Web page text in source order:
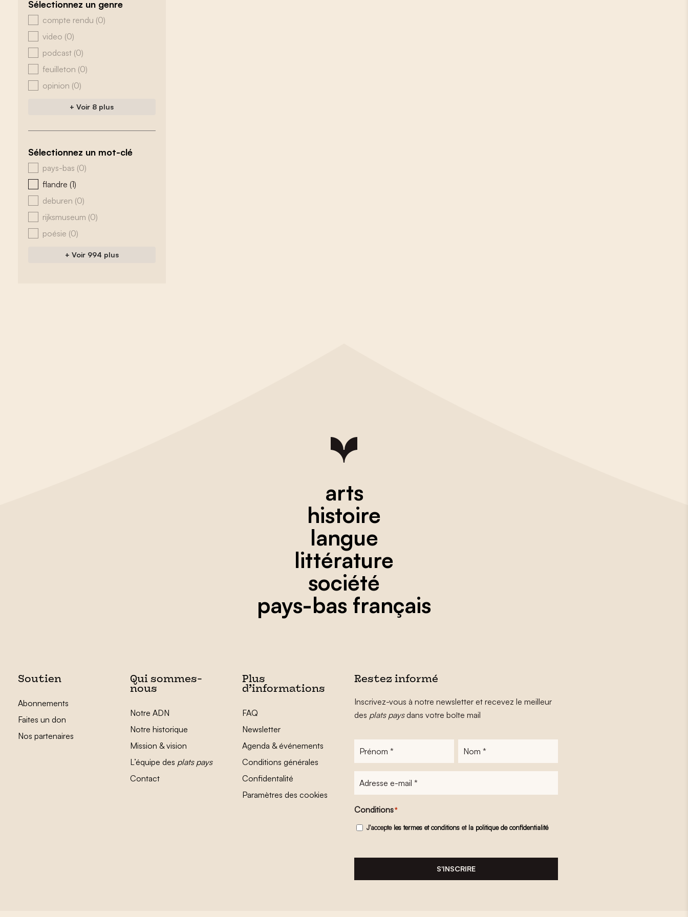
Sélectionnez un genre
zoeken - genre
compte rendu (0)
video (0)
podcast (0)
feuilleton (0)
opinion (0)
+ Voir 8 plus
Sélectionnez un mot-clé
zoeken - tags
pays-bas (0)
flandre (1)
deburen (0)
rijksmuseum (0)
poésie (0)
+ Voir 994 plus
arts
histoire
langue
littérature
société
pays-bas français
Soutien
Abonnements
Faites un don
Nos partenaires
Qui sommes-
nous
Notre ADN
Notre historique
Mission & vision
L’équipe des plats pays
Contact
Plus
d’informations
FAQ
Newsletter
Agenda & événements
Conditions générales
Confidentalité
Paramètres des cookies
Restez informé
Inscrivez-vous à notre newsletter et recevez le meilleur
des plats paysdans votre boîte mail
Prénom Nom
Adresse
mail
Conditions*
J'accepte les termes et conditionset la politique de confidentialité
S'INSCRIRE